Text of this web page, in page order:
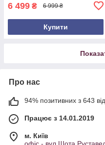
6 499 ₴ 6 999 ₴
Купити
Про нас
94% позитивних з 643
Працює з 14.01.2019
м. Київ